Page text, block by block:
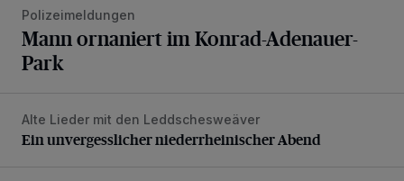
Polizeimeldungen
Mann ornaniert im Konrad-Adenauer-
Park
Ein unvergesslicher niederrheinischer Abend
Alte Lieder mit den Leddschesweäver
Ein unvergesslicher niederrheinischer Abend